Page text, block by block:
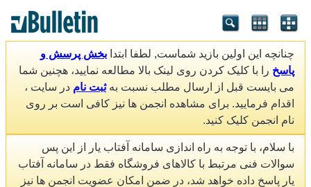
چنانچه این اولین بازید شماست, لطفا ابتدا بخش پرسش و
پاسخ را با کلیک کردن روی لینک بالا مطالعه نمایید، هچنین شما
می بایست قبل از ارسال مطلب نسبت بهثبت نام در سایت ،
اقدام فرمایید. برای مشاهده انجمن ها نیز کافی است بر روی
نام انجمن کلیک کنید.
با سلام، با توجه به راه اندازی سامانه آفتاب یار از این پس
سوالات فنی مرتبط با کالاهای فروشگاه فقط در سامانه آفتاب
یار پاسخ داده خواهد شد، در ضمن امکان عضویت انجمن ها نیز